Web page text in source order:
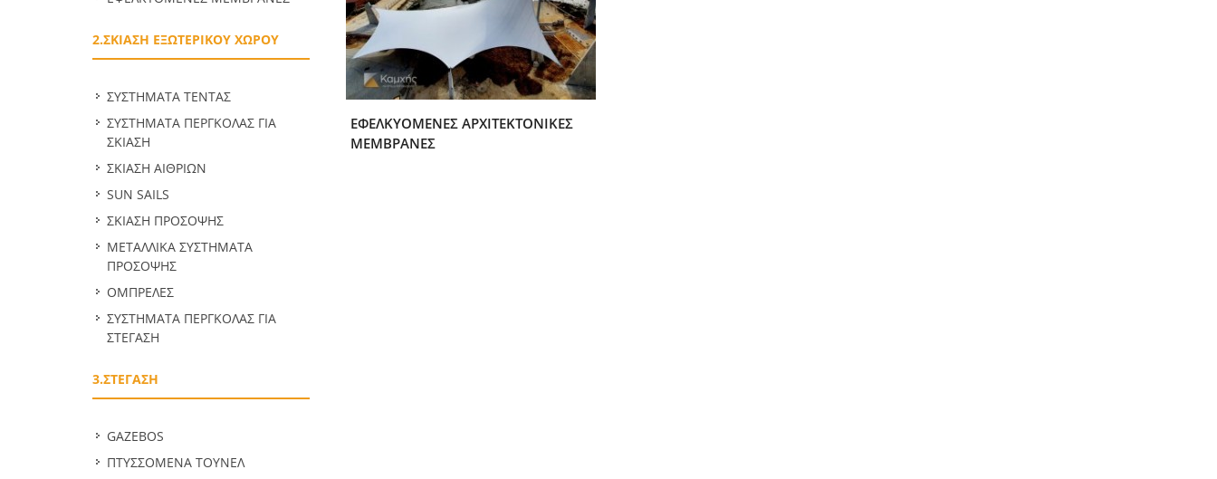
ΕΦΕΛΚΥΟΜΕΝΕΣ ΑΡΧΙΤΕΚΤΟΝΙΚΕΣ
ΜΕΜΒΡΑΝΕΣ
2.ΣΚΙΑΣΗ ΕΞΩΤΕΡΙΚΟΥ ΧΩΡΟΥ
ΣΥΣΤΗΜΑΤΑ ΤΕΝΤΑΣ
ΣΥΣΤΗΜΑΤΑ ΠΕΡΓΚΟΛΑΣ ΓΙΑ
ΣΚΙΑΣΗ
ΣΚΙΑΣΗ ΑΙΘΡΙΩΝ
SUN SAILS
ΣΚΙΑΣΗ ΠΡΟΣΟΨΗΣ
ΜΕΤΑΛΛΙΚΑ ΣΥΣΤΗΜΑΤΑ
ΠΡΟΣΟΨΗΣ
ΟΜΠΡΕΛΕΣ
ΣΥΣΤΗΜΑΤΑ ΠΕΡΓΚΟΛΑΣ ΓΙΑ
ΣΤΕΓΑΣΗ
3.ΣΤΕΓΑΣΗ
GAZEBOS
ΠΤΥΣΣΟΜΕΝΑ ΤΟΥΝΕΛ